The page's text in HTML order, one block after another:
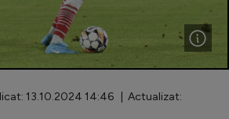
13.10.2024 14:46 | Actualizat: